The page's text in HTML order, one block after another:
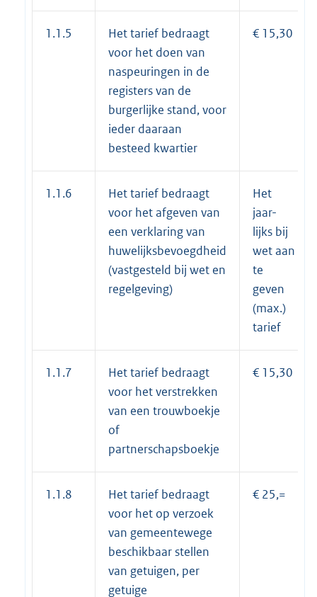
1.1.5
Het tarief bedraagt
voor het doen van
naspeuringen in de
registers van de
burgerlijke stand, voor
ieder daaraan
besteed kwartier
€ 15,30
1.1.6
Het tarief bedraagt
voor het afgeven van
een verklaring van
huwelijksbevoegdheid
(vastgesteld bij wet en
regelgeving)
Het
jaar-
lijks bij
wet aan
te
geven
(max.)
tarief
1.1.7
Het tarief bedraagt
voor het verstrekken
van een trouwboekje
of
partnerschapsboekje
€ 15,30
1.1.8
Het tarief bedraagt
voor het op verzoek
van gemeentewege
beschikbaar stellen
van getuigen, per
getuige
€ 25,=